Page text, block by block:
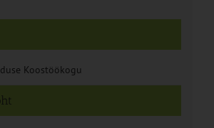
Koostöökogu